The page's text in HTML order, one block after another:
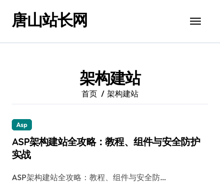
唐山站长网
架构建站
首页 架构建站
Asp
ASP架构建站全攻略：教程、组件与安全防护
实战
ASP架构建站全攻略：教程、组件与安全防…